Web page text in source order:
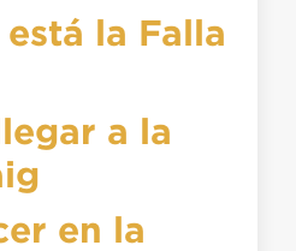
la Falla
a la
en la